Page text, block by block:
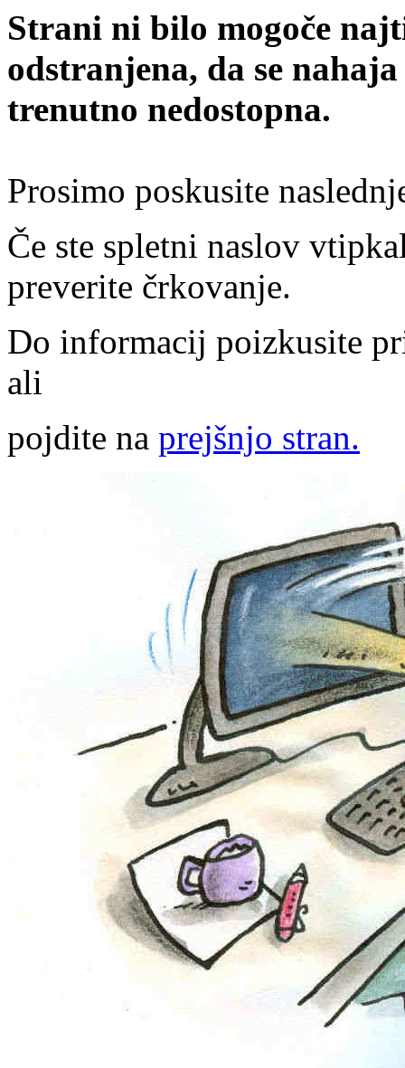
Strani ni bilo mogoče
odstranjena, da se
trenutno nedostopna.
Prosimo poskusite
Če ste spletni naslov
preverite črkovanje.
Do informacij poizkusite
ali
pojdite na prejšnjo stran.